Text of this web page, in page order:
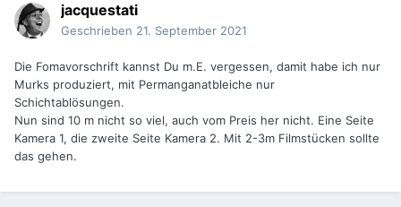
jacquestati
Geschrieben 21. September 2021
Die Fomavorschrift kannst Du m.E. vergessen, damit habe ich nur
Murks produziert, mit Permanganatbleiche nur
Schichtablösungen.
Nun sind 10 m nicht so viel, auch vom Preis her nicht. Eine Seite
Kamera 1, die zweite Seite Kamera 2. Mit 2-3m Filmstücken sollte
das gehen.